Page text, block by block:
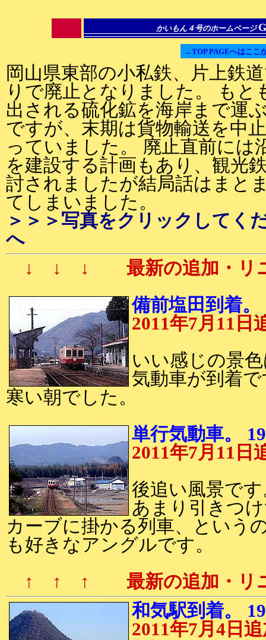
かいもん４号のホームページ
→TOP PAGEへはここ
岡山県東部の小私鉄、片上鉄
りで廃止となりました。 もと
出される硫化鉱を海岸まで運
ですが、末期は貨物輸送を中
っていました。 廃止直前には
を建設する計画もあり、観光
討されましたが結局話はまと
てしまいました。
＞＞＞写真をクリックしてく
へ
↓ ↓ ↓ 最新の追加・
備前塩田到着。
2011年7月
いい感じの景
気動車が到着
寒い朝でした。
単行気動車。
2011年7月
後追い風景で
あまり引きつ
カーブに掛かる列車、という
も好きなアングルです。
↑ ↑ ↑ 最新の追加・
和気駅到着。
2011年7月4